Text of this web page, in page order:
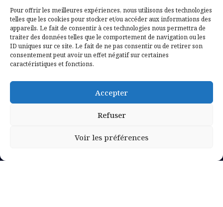
Pour offrir les meilleures expériences, nous utilisons des technologies
telles que les cookies pour stocker et/ou accéder aux informations des
appareils. Le fait de consentir à ces technologies nous permettra de
traiter des données telles que le comportement de navigation ou les
ID uniques sur ce site. Le fait de ne pas consentir ou de retirer son
consentement peut avoir un effet négatif sur certaines
caractéristiques et fonctions.
Accepter
Refuser
Voir les préférences
Mentions légales
Politique de confidentialité